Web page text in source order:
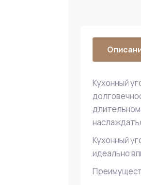
Кухонный
Кухонный
идеально